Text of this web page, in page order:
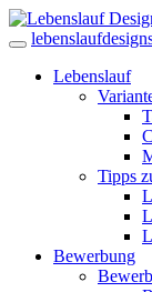
Lebenslauf
Tipps
Bewerbung